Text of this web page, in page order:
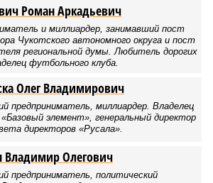
реальной достройки
от уже сданного «Сказочного
Л» продолжают ждать от
начала реальной достройки
для дольщиков